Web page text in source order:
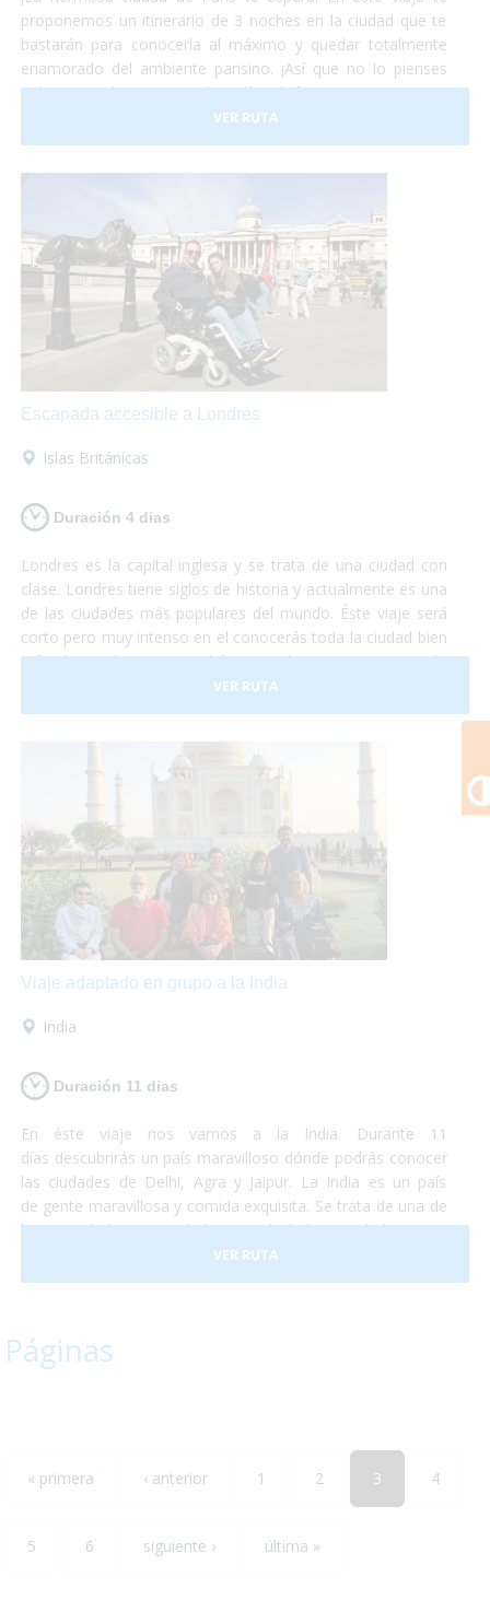
proponemos un itinerario de 3 noches en la ciudad que te
bastarán para conocerla al máximo y quedar totalmente
enamorado del ambiente parisino. ¡Así que no lo pienses
más y escápate a París! Sólo disfruta, nosotros nos
VER RUTA
Escapada accesible a Londres
Islas Británicas
Duración 4 dias
Londres es la capital inglesa y se trata de una ciudad con
clase. Londres tiene siglos de historia y actualmente es una
de las ciudades más populares del mundo. Éste viaje será
corto pero muy intenso en el conocerás toda la ciudad bien
a fondo. En éste viaje podrás visitar los monumentos más
emblemáticos como el Big Ben o la Torre de Londres y
adentrarte en la cultura local conociendo los barrios de
de visitar los fantásticos museos que se encuentran en la
ciudad y destinar una tarde a disfrutar de un Afternoon Tea.
¡Londres te encantará! Así que escápate a la capital inglesa
y sólo preocúpate por disfrutar... ¡nosotros te lo
garantizamos!
VER RUTA
Viaje adaptado en grupo a la India
India
Duración 11 dias
En éste viaje nos vamos a la India. Durante 11
días descubrirás un país maravilloso dónde podrás conocer
las ciudades de Delhi, Agra y Jaipur. La India es un país
de gente maravillosa y comida exquisita. Se trata de una de
las sociedades con más historia de la humanidad y no te
perderás ni un detalle. No temas conocer un destino que se
saldrá por completo de lo que conocías y aventúrate a
que nos acompañes. ¡Te encantará!
VER RUTA
Páginas
« primera ‹ anterior 1 2 3 4
5 6 siguiente › última »